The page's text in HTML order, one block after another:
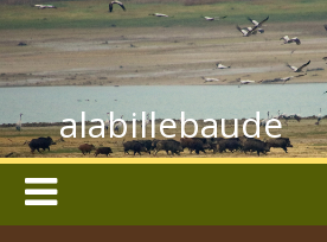
alabillebaude